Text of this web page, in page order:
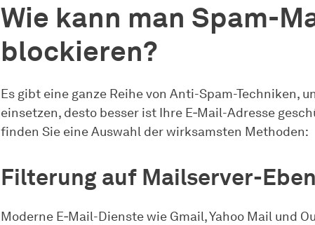
Wie kann man Spam-
blockieren?
Es gibt eine ganze Reihe von Anti-Spam-Techniken,
einsetzen, desto besser ist Ihre E‑Mail-Adresse
finden Sie eine Auswahl der wirksamsten Methoden:
Filterung auf Mailserver-
Moderne E‑Mail-Dienste wie Gmail, Yahoo Mail und